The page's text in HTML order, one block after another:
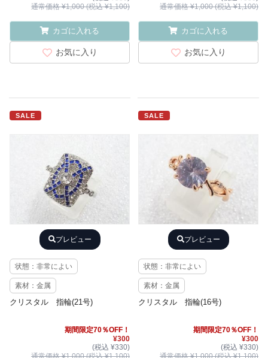
通常価格 ¥1,000 (税込 ¥1,100)
カゴに入れる
お気に入り
通常価格 ¥1,000 (税込 ¥1,100)
カゴに入れる
お気に入り
SALE
プレビュー
状態：非常によい
素材：金属
クリスタル 指輪(21号)
期間限定70％OFF！
¥300
(税込 ¥330)
SALE
プレビュー
状態：非常によい
素材：金属
クリスタル 指輪(16号)
期間限定70％OFF！
¥300
(税込 ¥330)